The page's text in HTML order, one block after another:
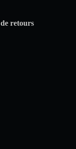
retours